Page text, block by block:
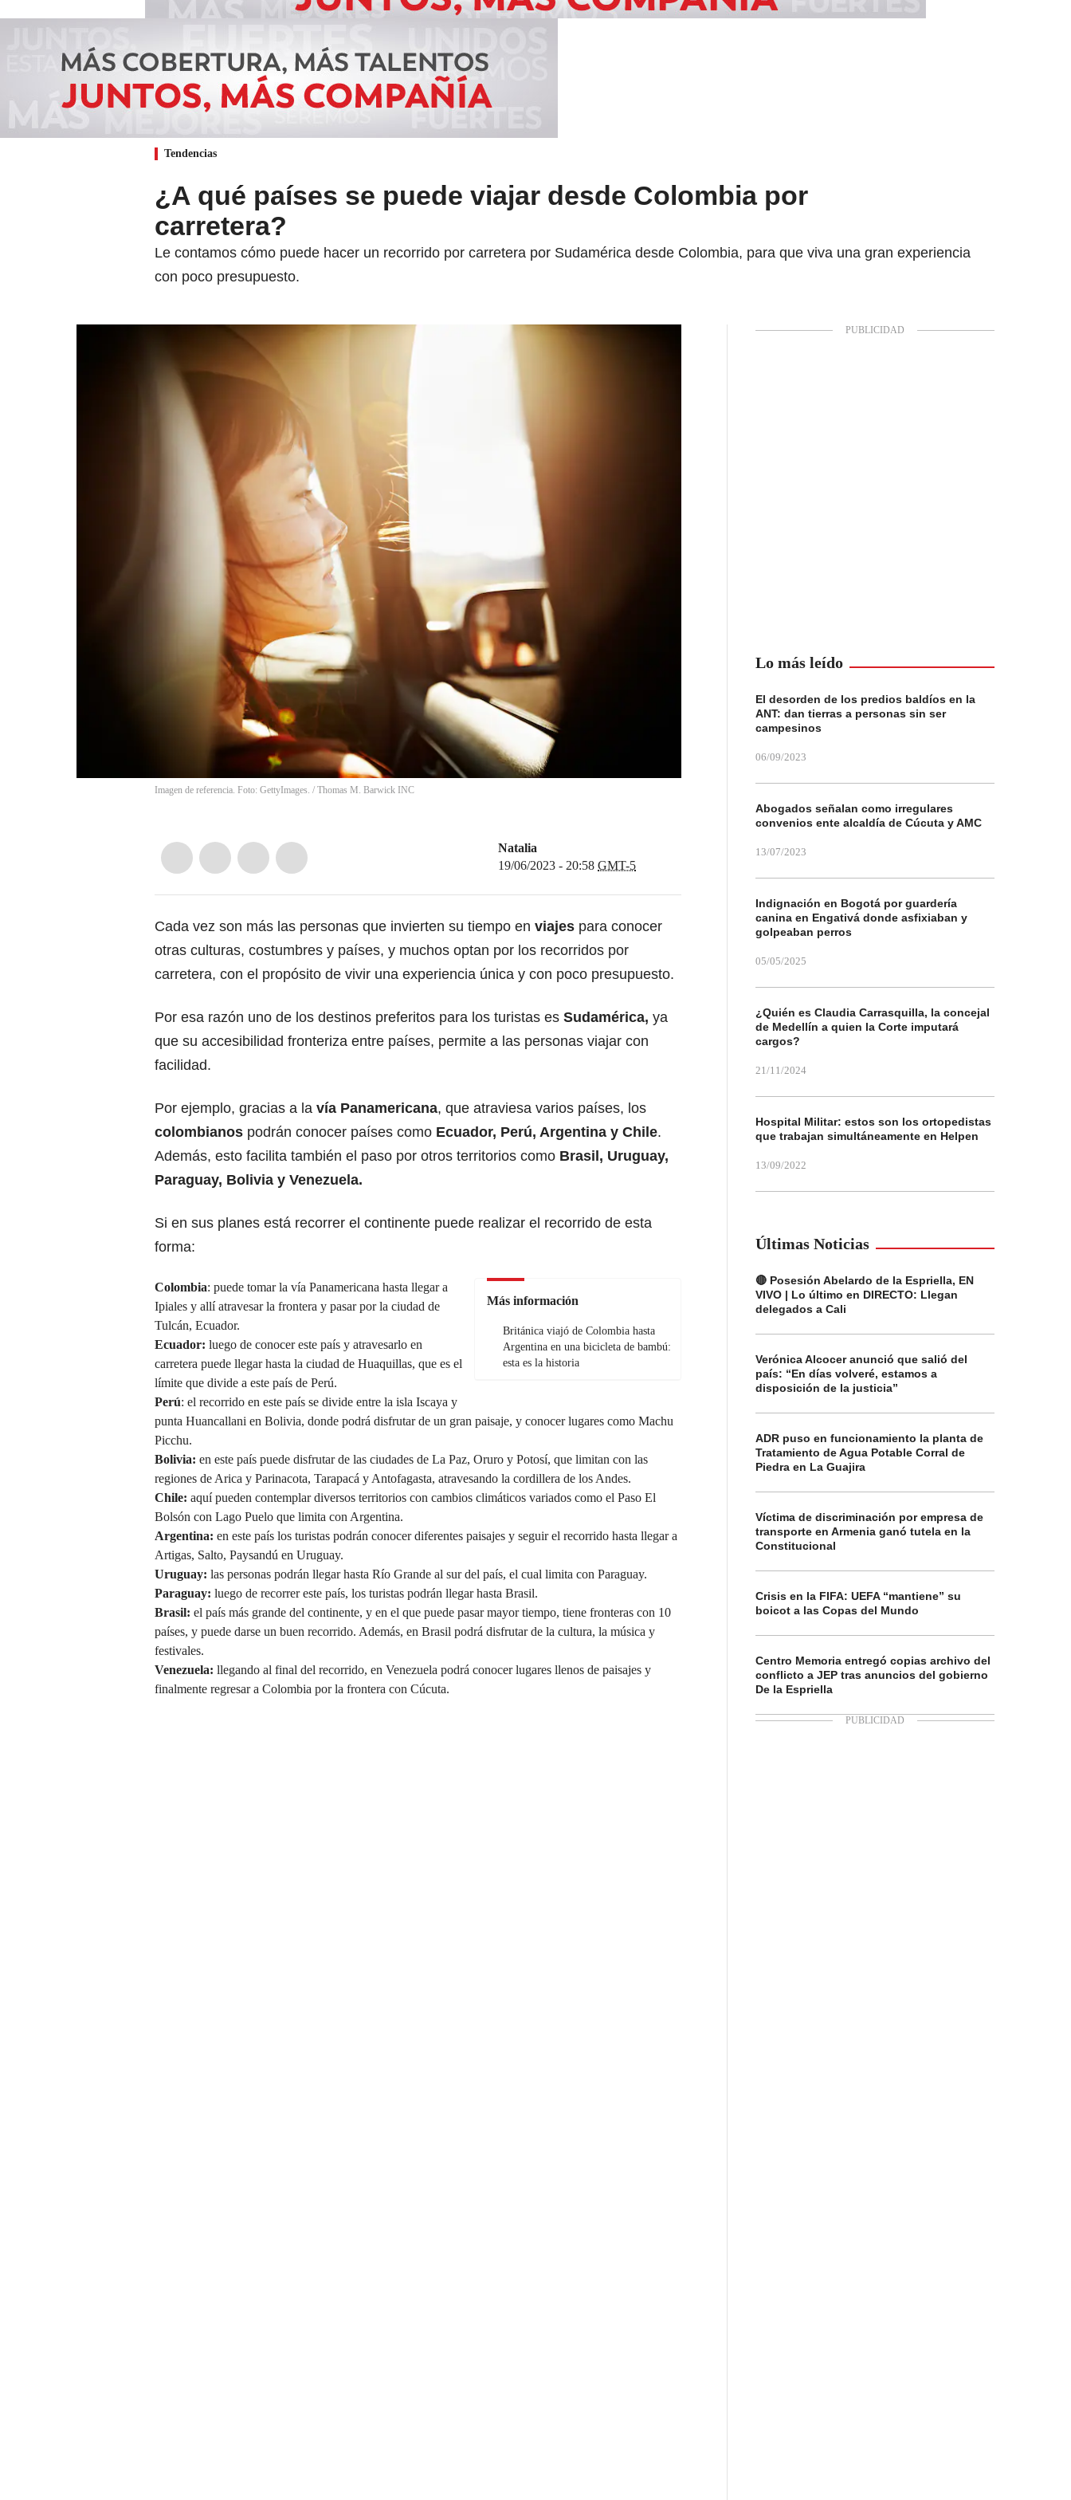
Tendencias
¿A qué países se puede viajar desde Colombia por
carretera?
Le contamos cómo puede hacer un recorrido por carretera por Sudamérica desde Colombia, para que viva una gran experiencia
con poco presupuesto.
Imagen de referencia. Foto: GettyImages. / Thomas M. Barwick INC
Natalia
19/06/2023 - 20:58 GMT-5
Cada vez son más las personas que invierten su tiempo en viajes para conocer
otras culturas, costumbres y países, y muchos optan por los recorridos por
carretera, con el propósito de vivir una experiencia única y con poco presupuesto.
Por esa razón uno de los destinos preferitos para los turistas es Sudamérica, ya
que su accesibilidad fronteriza entre países, permite a las personas viajar con
facilidad.
Por ejemplo, gracias a la vía Panamericana, que atraviesa varios países, los
colombianos podrán conocer países como Ecuador, Perú, Argentina y Chile.
Además, esto facilita también el paso por otros territorios como Brasil, Uruguay,
Paraguay, Bolivia y Venezuela.
Si en sus planes está recorrer el continente puede realizar el recorrido de esta
forma:
Más información
Británica viajó de Colombia hasta
Argentina en una bicicleta de bambú:
esta es la historia
Colombia: puede tomar la vía Panamericana hasta llegar a
Ipiales y allí atravesar la frontera y pasar por la ciudad de
Tulcán, Ecuador.
Ecuador: luego de conocer este país y atravesarlo en
carretera puede llegar hasta la ciudad de Huaquillas, que es el
límite que divide a este país de Perú.
Perú: el recorrido en este país se divide entre la isla Iscaya y
punta Huancallani en Bolivia, donde podrá disfrutar de un gran paisaje, y conocer lugares como Machu
Picchu.
Bolivia: en este país puede disfrutar de las ciudades de La Paz, Oruro y Potosí, que limitan con las
regiones de Arica y Parinacota, Tarapacá y Antofagasta, atravesando la cordillera de los Andes.
Chile: aquí pueden contemplar diversos territorios con cambios climáticos variados como el Paso El
Bolsón con Lago Puelo que limita con Argentina.
Argentina: en este país los turistas podrán conocer diferentes paisajes y seguir el recorrido hasta llegar a
Artigas, Salto, Paysandú en Uruguay.
Uruguay: las personas podrán llegar hasta Río Grande al sur del país, el cual limita con Paraguay.
Paraguay: luego de recorrer este país, los turistas podrán llegar hasta Brasil.
Brasil: el país más grande del continente, y en el que puede pasar mayor tiempo, tiene fronteras con 10
países, y puede darse un buen recorrido. Además, en Brasil podrá disfrutar de la cultura, la música y
festivales.
Venezuela: llegando al final del recorrido, en Venezuela podrá conocer lugares llenos de paisajes y
finalmente regresar a Colombia por la frontera con Cúcuta.
Lo más leído
El desorden de los predios baldíos en la
ANT: dan tierras a personas sin ser
campesinos
06/09/2023
Abogados señalan como irregulares
convenios ente alcaldía de Cúcuta y AMC
13/07/2023
Indignación en Bogotá por guardería
canina en Engativá donde asfixiaban y
golpeaban perros
05/05/2025
¿Quién es Claudia Carrasquilla, la concejal
de Medellín a quien la Corte imputará
cargos?
21/11/2024
Hospital Militar: estos son los ortopedistas
que trabajan simultáneamente en Helpen
13/09/2022
Últimas Noticias
🔴 Posesión Abelardo de la Espriella, EN
VIVO | Lo último en DIRECTO: Llegan
delegados a Cali
Verónica Alcocer anunció que salió del
país: “En días volveré, estamos a
disposición de la justicia”
ADR puso en funcionamiento la planta de
Tratamiento de Agua Potable Corral de
Piedra en La Guajira
Víctima de discriminación por empresa de
transporte en Armenia ganó tutela en la
Constitucional
Crisis en la FIFA: UEFA “mantiene” su
boicot a las Copas del Mundo
Centro Memoria entregó copias archivo del
conflicto a JEP tras anuncios del gobierno
De la Espriella